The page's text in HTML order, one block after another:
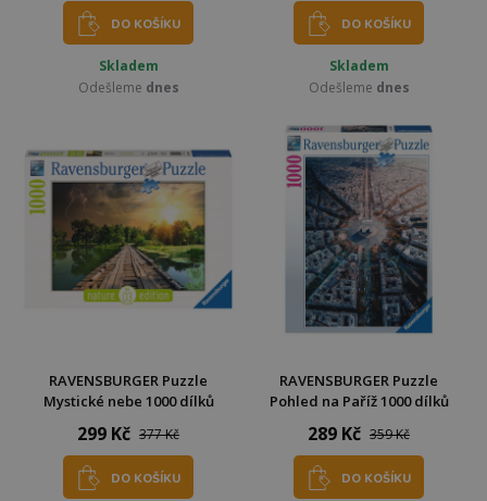
DO KOŠÍKU
Skladem
Odešleme dnes
DO KOŠÍKU
Skladem
Odešleme dnes
RAVENSBURGER Puzzle
Mystické nebe 1000 dílků
299 Kč 377 Kč
DO KOŠÍKU
RAVENSBURGER Puzzle
Pohled na Paříž 1000 dílků
289 Kč 359 Kč
DO KOŠÍKU